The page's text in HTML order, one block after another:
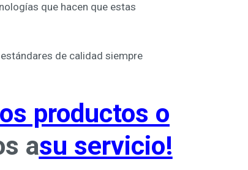
que hacen que estas
de calidad siempre
productos o
asu servicio!